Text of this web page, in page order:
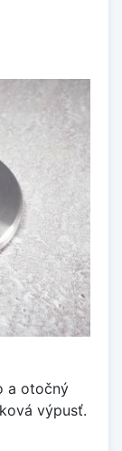
a otočný
výpusť.